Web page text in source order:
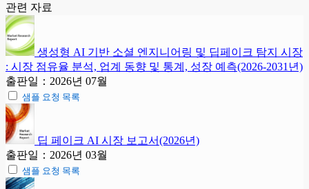
관련 자료
생성형 AI 기반 소셜 엔지니어링 및 딥페이크 탐지 시장
: 시장 점유율 분석, 업계 동향 및 통계, 성장 예측(2026-2031년)
출판일：2026년 07월
샘플 요청 목록
딥 페이크 AI 시장 보고서(2026년)
출판일：2026년 03월
샘플 요청 목록